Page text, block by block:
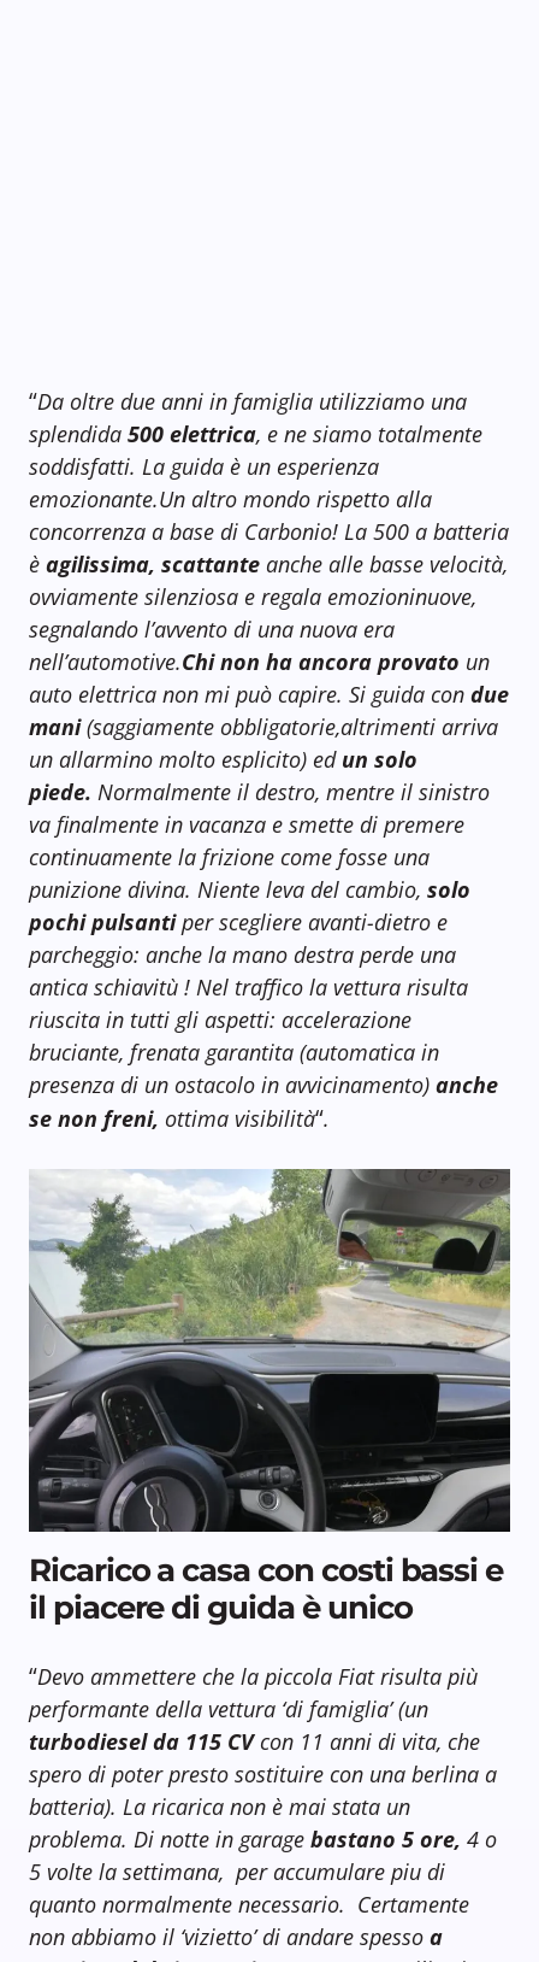
“Da oltre due anni in famiglia utilizziamo una
splendida 500 elettrica, e ne siamo totalmente
soddisfatti. La guida è un esperienza
emozionante.Un altro mondo rispetto alla
concorrenza a base di Carbonio! La 500 a batteria
è agilissima, scattante anche alle basse velocità,
ovviamente silenziosa e regala emozioninuove,
segnalando l’avvento di una nuova era
nell’automotive.Chi non ha ancora provato un
auto elettrica non mi può capire. Si guida con due
mani(saggiamente obbligatorie,altrimenti arriva
un allarmino molto esplicito) ed un solo
piede. Normalmente il destro, mentre il sinistro
va finalmente in vacanza e smette di premere
continuamente la frizione come fosse una
punizione divina. Niente leva del cambio, solo
pochi pulsantiper scegliere avanti-dietro e
parcheggio: anche la mano destra perde una
antica schiavitù ! Nel traffico la vettura risulta
riuscita in tutti gli aspetti: accelerazione
bruciante, frenata garantita (automatica in
presenza di un ostacolo in avvicinamento) anche
se non freni, ottima visibilità“.
Ricarico a casa con costi bassi e
il piacere di guida è unico
“Devo ammettere che la piccola Fiat risulta più
performante della vettura ‘di famiglia’ (un
turbodiesel da 115 CVcon 11 anni di vita, che
spero di poter presto sostituire con una berlina a
batteria). La ricarica non è mai stata un
problema. Di notte in garage bastano 5 ore, 4 o
5 volte la settimana, per accumulare piu di
quanto normalmente necessario. Certamente
non abbiamo il ‘vizietto’ di andare spesso a